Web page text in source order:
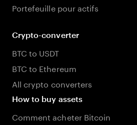
Portefeuille pour actifs
Crypto-converter
BTC to USDT
BTC to Ethereum
All crypto converters
How to buy assets
Comment acheter Bitcoin